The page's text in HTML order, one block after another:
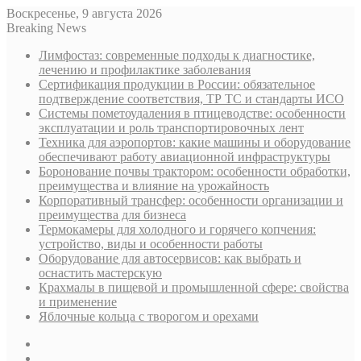
Воскресенье, 9 августа 2026
Breaking News
Лимфостаз: современные подходы к диагностике,
лечению и профилактике заболевания
Сертификация продукции в России: обязательное
подтверждение соответствия, ТР ТС и стандарты ИСО
Системы пометоудаления в птицеводстве: особенности
эксплуатации и роль транспортировочных лент
Техника для аэропортов: какие машины и оборудование
обеспечивают работу авиационной инфраструктуры
Боронование почвы трактором: особенности обработки,
преимущества и влияние на урожайность
Корпоративный трансфер: особенности организации и
преимущества для бизнеса
Термокамеры для холодного и горячего копчения:
устройство, виды и особенности работы
Оборудование для автосервисов: как выбрать и
оснастить мастерскую
Крахмалы в пищевой и промышленной сфере: свойства
и применение
Яблочные кольца с творогом и орехами